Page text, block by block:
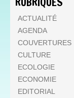
ACTUALITÉ
AGENDA
COUVERTURES
CULTURE
ECOLOGIE
ECONOMIE
EDITORIAL